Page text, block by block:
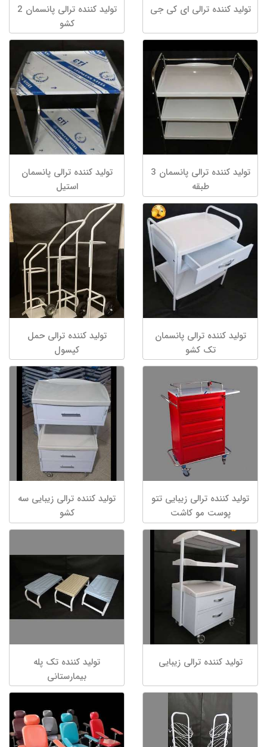
تولید کننده ترالی ای کی جی
تولید کننده ترالی پانسمان 2
کشو
تولید کننده ترالی پانسمان 3
طبقه
تولید کننده ترالی پانسمان
استیل
تولید کننده ترالی پانسمان
تک کشو
تولید کننده ترالی حمل
کپسول
تولید کننده ترالی زیبایی تتو
پوست مو کاشت
تولید کننده ترالی زیبایی سه
کشو
تولید کننده ترالی زیبایی
تولید کننده تک پله
بیمارستانی